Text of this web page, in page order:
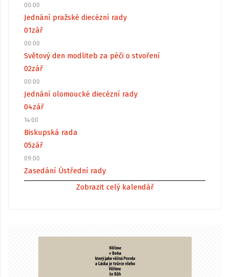
00:00
Jednání pražské diecézní rady
01zář
00:00
Světový den modliteb za péči o stvoření
02zář
00:00
Jednání olomoucké diecézní rady
04zář
14:00
Biskupská rada
05zář
09:00
Zasedání Ústřední rady
Zobrazit celý kalendář